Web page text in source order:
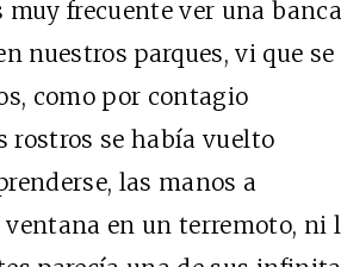
muy frecuente ver una banca
nuestros parques, vi que se
como por contagio
rostros se había vuelto
las manos a
en un terremoto, ni